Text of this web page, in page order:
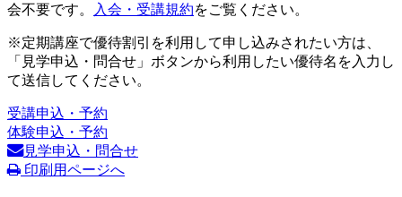
会不要です。
入会・受講規約をご覧ください。
※定期講座で優待割引を利用して申し込みされたい方は、
「見学申込・問合せ」ボタンから利用したい優待名を入力し
て送信してください。
受講申込・予約
体験申込・予約
見学申込・問合せ
印刷用ページへ